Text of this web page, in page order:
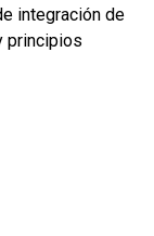
integración de
principios